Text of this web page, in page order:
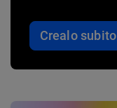
Crealo subito